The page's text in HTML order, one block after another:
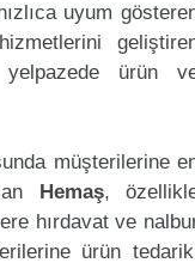
uyum
ürün
müşterilerine
Hemaş,
hırdavat ve
ürün